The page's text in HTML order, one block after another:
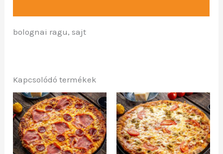
bolognai ragu, sajt
Kapcsolódó termékek